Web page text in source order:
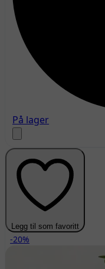
På lager
Legg til som favoritt
-20%